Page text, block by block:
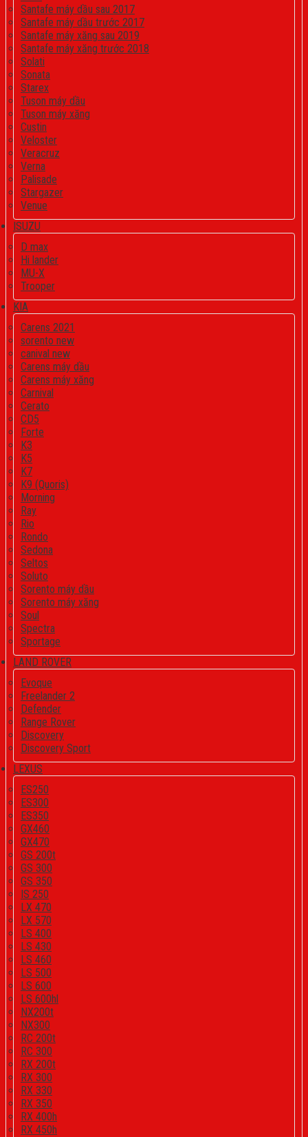
Santafe máy dầu sau 2017
Santafe máy dầu trước 2017
Santafe máy xăng sau 2019
Santafe máy xăng trước 2018
Solati
Sonata
Starex
Tuson máy dầu
Tuson máy xăng
Custin
Veloster
Veracruz
Verna
Palisade
Stargazer
Venue
ISUZU
D max
Hi lander
MU-X
Trooper
KIA
Carens 2021
sorento new
canival new
Carens máy dầu
Carens máy xăng
Carnival
Cerato
CD5
Forte
K3
K5
K7
K9 (Quoris)
Morning
Ray
Rio
Rondo
Sedona
Seltos
Soluto
Sorento máy dầu
Sorento máy xăng
Soul
Spectra
Sportage
LAND ROVER
Evoque
Freelander 2
Defender
Range Rover
Discovery
Discovery Sport
LEXUS
ES250
ES300
ES350
GX460
GX470
GS 200t
GS 300
GS 350
IS 250
LX 470
LX 570
LS 400
LS 430
LS 460
LS 500
LS 600
LS 600hl
NX200t
NX300
RC 200t
RC 300
RX 200t
RX 300
RX 330
RX 350
RX 400h
RX 450h